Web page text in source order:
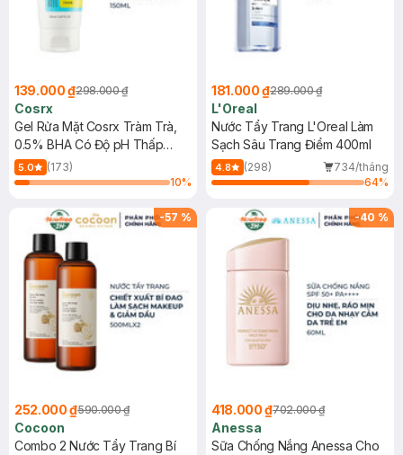
139.000 ₫298.000 ₫
Cosrx
Gel Rửa Mặt Cosrx Tràm Trà,
0.5% BHA Có Độ pH Thấp
150ml
5.0
(173)
10%
181.000 ₫289.000 ₫
L'Oreal
Nước Tẩy Trang L'Oreal Làm
Sạch Sâu Trang Điểm 400ml
4.8 (298)
734/tháng
64%
-57 %
252.000 ₫590.000 ₫
Cocoon
Combo 2 Nước Tẩy Trang Bí
-40 %
418.000 ₫702.000 ₫
Anessa
Sữa Chống Nắng Anessa Cho